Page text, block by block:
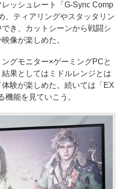
ッシュレート「G-Sync Comp
、ティアリングやスタッタリン
き、カットシーンから戦闘シ
像が楽しめた。
グモニター×ゲーミングPCと
果としてはミドルレンジとは
験が楽しめた。続いては「EX
機能を見ていこう。